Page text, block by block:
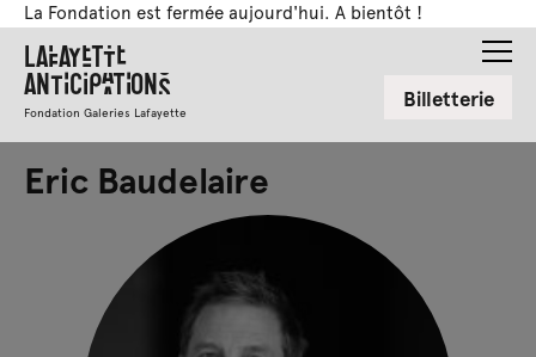
La Fondation est fermée aujourd'hui. A bientôt !
Lafayette
Anticipations
Fondation Galeries Lafayette Billetterie
Eric Baudelaire